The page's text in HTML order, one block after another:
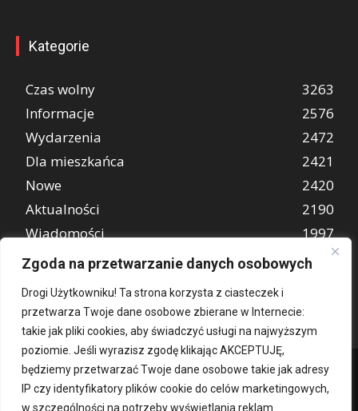
Zgoda na przetwarzanie danych osobowych
Drogi Użytkowniku! Ta strona korzysta z ciasteczek i
przetwarza Twoje dane osobowe zbierane w Internecie:
takie jak pliki cookies, aby świadczyć usługi na najwyższym
poziomie. Jeśli wyrazisz zgodę klikając AKCEPTUJĘ,
będziemy przetwarzać Twoje dane osobowe takie jak adresy
IP czy identyfikatory plików cookie do celów marketingowych,
w szczególności na potrzeby wyświetlania reklam
Kategorie
Czas wolny
3263
Informacje
2576
Wydarzenia
2472
Dla mieszkańca
2421
Nowe
2420
Aktualności
2190
Wiadomości
1997
REKLAMA
849